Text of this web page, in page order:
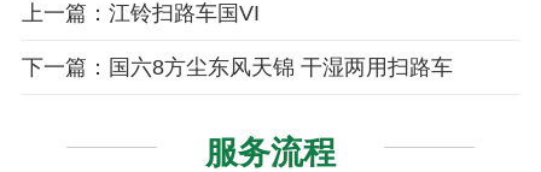
上一篇：江铃扫路车国VI
下一篇：国六8方尘东风天锦 干湿两用扫路车
服务流程